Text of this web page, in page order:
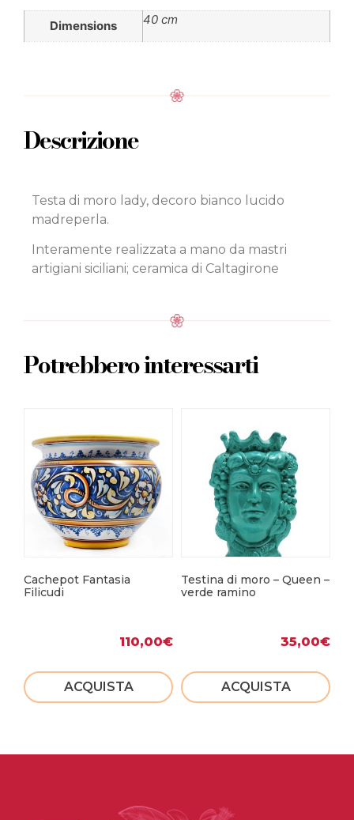
Dimensions 40 cm
Descrizione
Testa di moro lady, decoro bianco lucido
madreperla.
Interamente realizzata a mano da mastri
artigiani siciliani; ceramica di Caltagirone
Potrebbero interessarti
Cachepot Fantasia
Filicudi
110,00€
ACQUISTA
Testina di moro – Queen –
verde ramino
35,00€
ACQUISTA